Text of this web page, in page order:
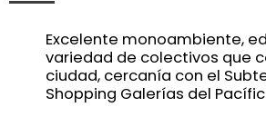
Excelente monoambiente,
variedad de colectivos que
ciudad, cercanía con el
Shopping Galerías del